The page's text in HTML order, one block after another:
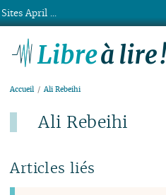
Accueil Ali Rebeihi
Ali Rebeihi
Articles liés
Sites April ...